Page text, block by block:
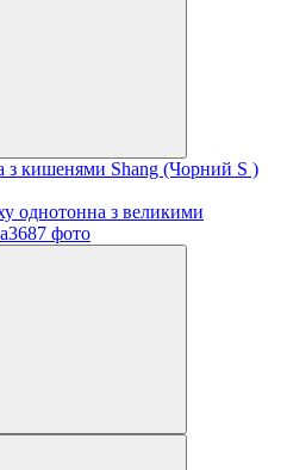
з кишенями Shang (Чорний S )